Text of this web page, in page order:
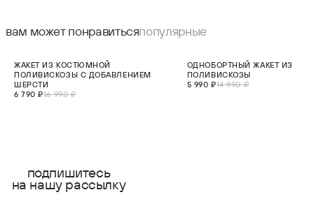
вам может понравитьсяпопулярные
МАЛО
S
ЖАКЕТ ИЗ КОСТЮМНОЙ
ПОЛИВИСКОЗЫ С ДОБАВЛЕНИЕМ
ШЕРСТИ
6 790 ₽16 990 ₽
ОДНОБОРТНЫЙ ЖАКЕТ ИЗ
ПОЛИВИСКОЗЫ
5 990 ₽14 990 ₽
подпишитесь
на нашу рассылку